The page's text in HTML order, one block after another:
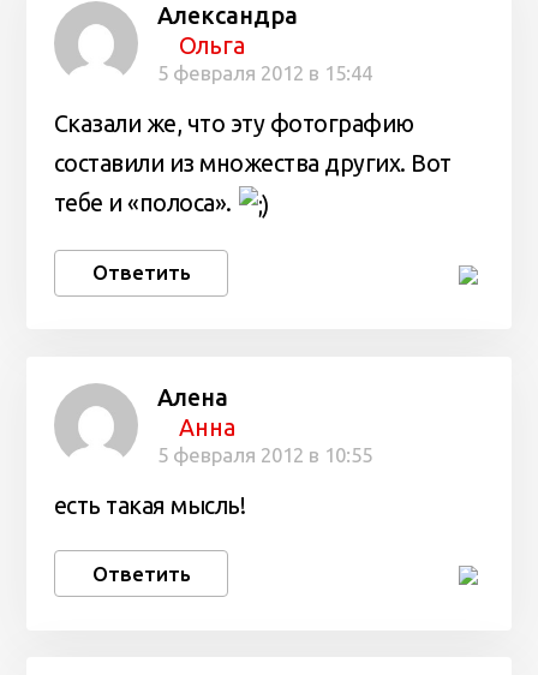
Александра
Ольга
5 февраля 2012 в 15:44
Сказали же, что эту фотографию
составили из множества других. Вот
тебе и «полоса».
Ответить
Алена
Анна
5 февраля 2012 в 10:55
есть такая мысль!
Ответить